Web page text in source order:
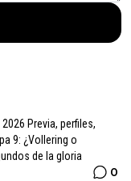
Previa, perfiles,
9: ¿Vollering o
de la gloria
0